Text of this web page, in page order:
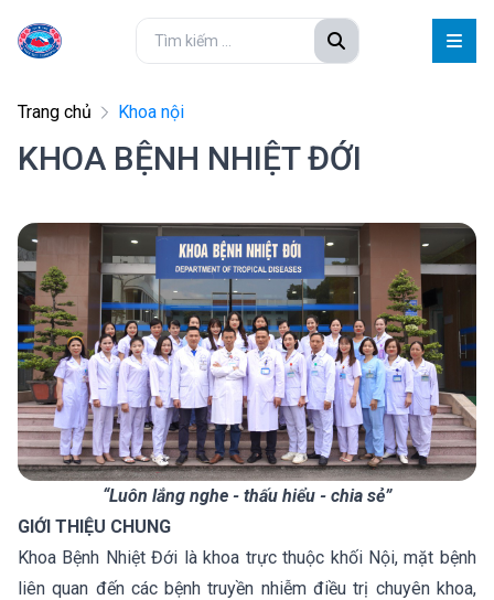
Trang chủ Khoa nội
KHOA BỆNH NHIỆT ĐỚI
“Luôn lắng nghe - thấu hiểu - chia sẻ”
GIỚI THIỆU CHUNG
Khoa Bệnh Nhiệt Đới là khoa trực thuộc khối Nội, mặt bệnh
liên quan đến các bệnh truyền nhiễm điều trị chuyên khoa,